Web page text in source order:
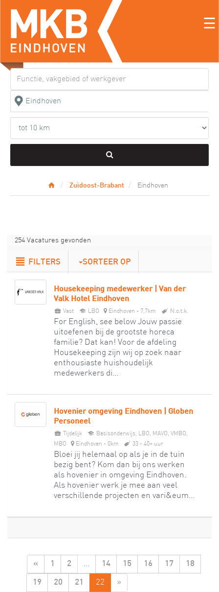
☰
Zuidoost-Brabant Eindhoven
254 Vacatures gevonden
FILTERS SORTEER OP
Housekeeping medewerker | Van der
Valk Hotel Eindhoven
Vast LBO Eindhoven - 7,7km N.o.t.k.
For English, see below Jouw passie
uitoefenen bij de grootste horeca
familie? Dat kan! Voor de afdeling
Housekeeping zijn wij op zoek naar
enthousiaste huishoudelijk
medewerkers di...
Hovenier omgeving Eindhoven | Globen
Personeel
Tijdelijk
Basisonderwijs, LBO, MAVO, VMBO,
MBO
Eindhoven - 0km 33 - 40+ uur
Bloei jij helemaal op als je in de tuin
bezig bent? Kom dan bij ons werken
als hovenier in omgeving Eindhoven.
Als hovenier werk je mee aan veel
verschillende projecten en vari&eum...
« 1 2 ... 14 15 16 17 18
19 20 21 22 »